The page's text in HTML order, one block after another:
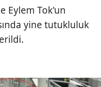
Eylem Tok'un
yine tutukluluk